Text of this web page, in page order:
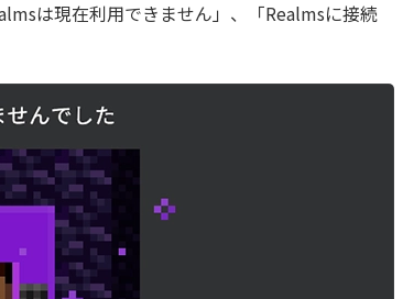
は現在利用できません」、「Realmsに接続